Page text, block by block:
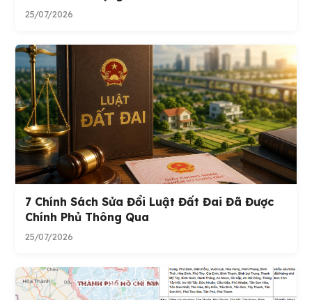
25/07/2026
7 Chính Sách Sửa Đổi Luật Đất Đai Đã Được
Chính Phủ Thông Qua
25/07/2026